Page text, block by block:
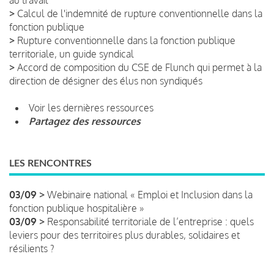
> Calcul de l'indemnité de rupture conventionnelle dans la
fonction publique
> Rupture conventionnelle dans la fonction publique
territoriale, un guide syndical
> Accord de composition du CSE de Flunch qui permet à la
direction de désigner des élus non syndiqués
Voir les dernières ressources
Partagez des ressources
LES RENCONTRES
03/09 > Webinaire national « Emploi et Inclusion dans la
fonction publique hospitalière »
03/09 > Responsabilité territoriale de l’entreprise : quels
leviers pour des territoires plus durables, solidaires et
résilients ?